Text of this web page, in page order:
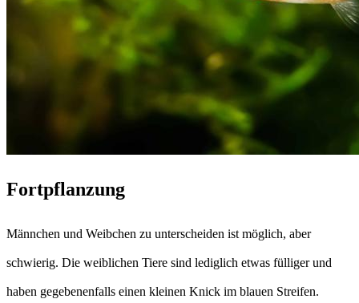
Fortpflanzung
Männchen und Weibchen zu unterscheiden ist möglich, aber
schwierig. Die weiblichen Tiere sind lediglich etwas fülliger und
haben gegebenenfalls einen kleinen Knick im blauen Streifen.